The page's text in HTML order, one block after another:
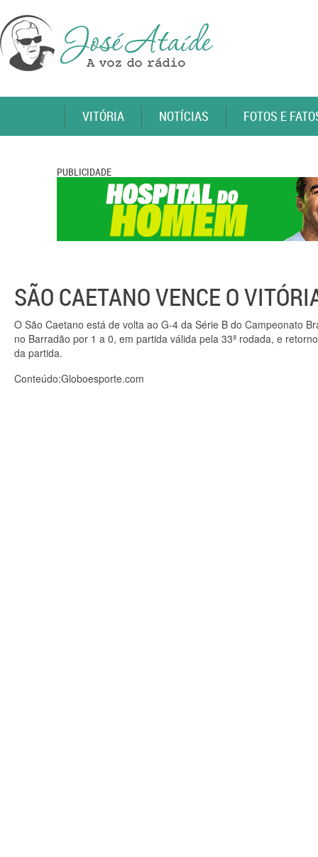
VITÓRIA NOTÍCIAS FOTOS E
PUBLICIDADE
SÃO CAETANO VENCE O
O São Caetano está de volta ao G-4 da Série B do Campeonato
no Barradão por 1 a 0, em partida válida pela 33ª rodada, e
da partida.
Conteúdo:Globoesporte.com